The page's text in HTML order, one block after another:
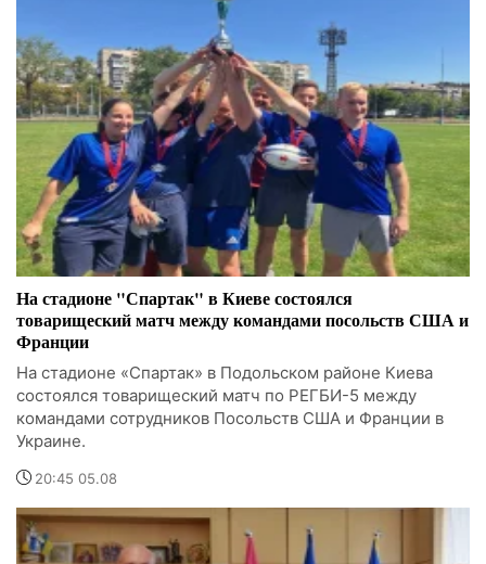
На стадионе "Спартак" в Киеве состоялся
товарищеский матч между командами посольств США и
Франции
На стадионе «Спартак» в Подольском районе Киева
состоялся товарищеский матч по РЕГБИ-5 между
командами сотрудников Посольств США и Франции в
Украине.
20:45 05.08